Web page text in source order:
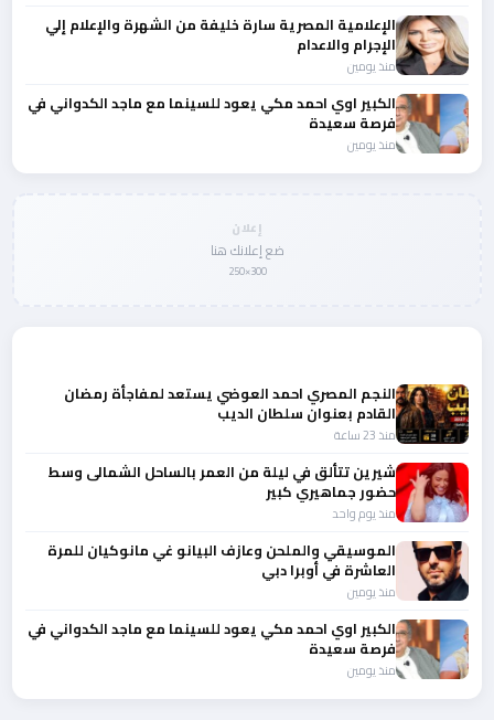
الإعلامية المصرية سارة خليفة من الشهرة والإعلام إلي
الإجرام والاعدام
منذ يومين
الكبير اوي احمد مكي يعود للسينما مع ماجد الكدواني في
فرصة سعيدة
منذ يومين
إعلان
ضع إعلانك هنا
300×250
النجم المصري احمد العوضي يستعد لمفاجأة رمضان
القادم بعنوان سلطان الديب
منذ 23 ساعة
شيرين تتألق في ليلة من العمر بالساحل الشمالى وسط
حضور جماهيري كبير
منذ يوم واحد
الموسيقي والملحن وعازف البيانو غي مانوكيان للمرة
العاشرة في أوبرا دبي
منذ يومين
الكبير اوي احمد مكي يعود للسينما مع ماجد الكدواني في
فرصة سعيدة
منذ يومين